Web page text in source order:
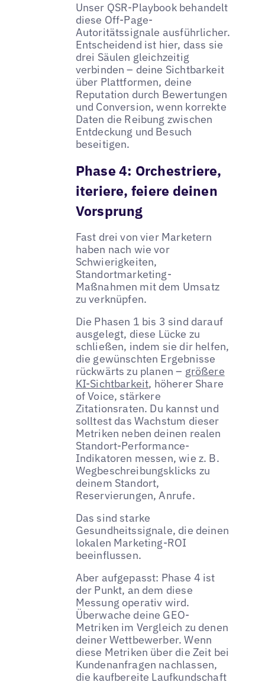
Unser QSR-Playbook behandelt
diese Off-Page-
Autoritätssignale ausführlicher.
Entscheidend ist hier, dass sie
drei Säulen gleichzeitig
verbinden – deine Sichtbarkeit
über Plattformen, deine
Reputation durch Bewertungen
und Conversion, wenn korrekte
Daten die Reibung zwischen
Entdeckung und Besuch
beseitigen.
Phase 4: Orchestriere,
iteriere, feiere deinen
Vorsprung
Fast drei von vier Marketern
haben nach wie vor
Schwierigkeiten,
Standortmarketing-
Maßnahmen mit dem Umsatz
zu verknüpfen.
Die Phasen 1 bis 3 sind darauf
ausgelegt, diese Lücke zu
schließen, indem sie dir helfen,
die gewünschten Ergebnisse
rückwärts zu planen – größere
KI-Sichtbarkeit, höherer Share
of Voice, stärkere
Zitationsraten. Du kannst und
solltest das Wachstum dieser
Metriken neben deinen realen
Standort-Performance-
Indikatoren messen, wie z. B.
Wegbeschreibungsklicks zu
deinem Standort,
Reservierungen, Anrufe.
Das sind starke
Gesundheitssignale, die deinen
lokalen Marketing-ROI
beeinflussen.
Aber aufgepasst: Phase 4 ist
der Punkt, an dem diese
Messung operativ wird.
Überwache deine GEO-
Metriken im Vergleich zu denen
deiner Wettbewerber. Wenn
diese Metriken über die Zeit bei
Kundenanfragen nachlassen,
die kaufbereite Laufkundschaft